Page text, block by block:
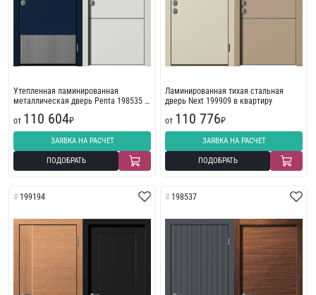
Утепленная ламинированная
металлическая дверь Penta 198535 с
от 110 604₽
ЗАЯВКА НА РАСЧЕТ
ПОДОБРАТЬ
Ламинированная тихая стальная
дверь Next 199909 в квартиру
от 110 776₽
ЗАЯВКА НА РАСЧЕТ
ПОДОБРАТЬ
199194 198537